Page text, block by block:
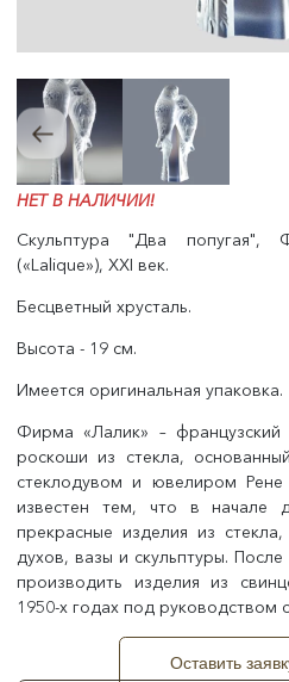
НЕТ В НАЛИЧИИ!
Скульптура "Два попугая",
(«Lalique»), ХХI век.
Бесцветный хрусталь.
Высота - 19 см.
Имеется оригинальная упаковка.
Фирма «Лалик» – французский
роскоши из стекла, основанный в 1888 году знаменитым
стеклодувом и ювелиром Рене Лаликом.
известен тем, что в начале
прекрасные изделия из
духов, вазы и скульптуры. После смерти Рене «Лалик» начал
производить изделия из свинцового стекла (хрусталя) в
Оставить